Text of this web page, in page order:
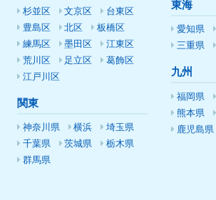
杉並区
文京区
台東区
豊島区
北区
板橋区
練馬区
墨田区
江東区
荒川区
足立区
葛飾区
江戸川区
関東
神奈川県 横浜
埼玉県
千葉県
茨城県
栃木県
群馬県
東海
愛知県
三重県
九州
福岡県
熊本県
鹿児島県